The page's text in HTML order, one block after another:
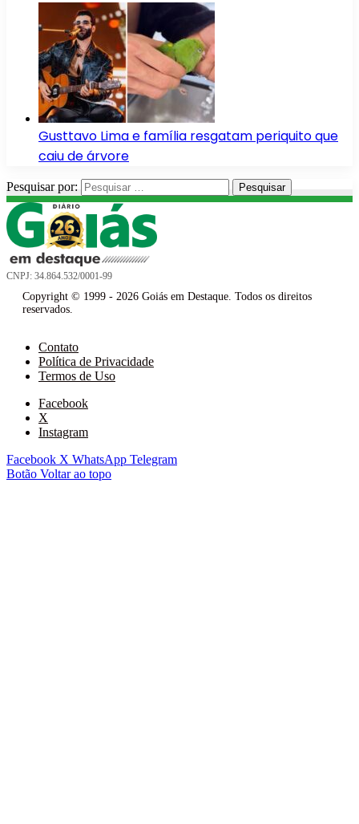
Gusttavo Lima e família resgatam periquito que
caiu de árvore
Pesquisar por:
CNPJ: 34.864.532/0001-99
Copyright © 1999 - 2026 Goiás em Destaque. Todos os direitos
reservados.
Contato
Política de Privacidade
Termos de Uso
Facebook
X
Instagram
Facebook X WhatsApp Telegram
Botão Voltar ao topo